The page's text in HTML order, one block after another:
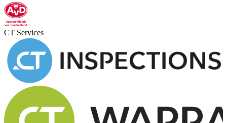
CT Services